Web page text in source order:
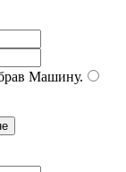
Машину.